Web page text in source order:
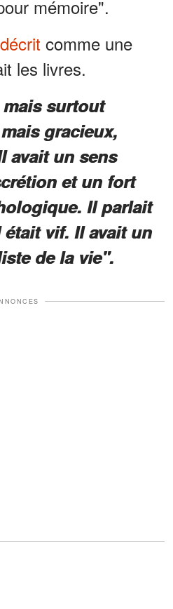
mémoire".
décrit comme une
les livres.
surtout
gracieux,
avait un sens
et un fort
Il parlait
vif. Il avait un
de la vie".